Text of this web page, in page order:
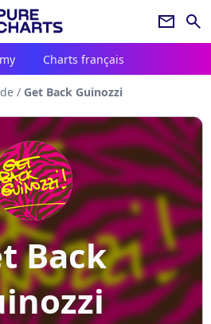
newsletter search
Charts français
/ Get Back Guinozzi
Back